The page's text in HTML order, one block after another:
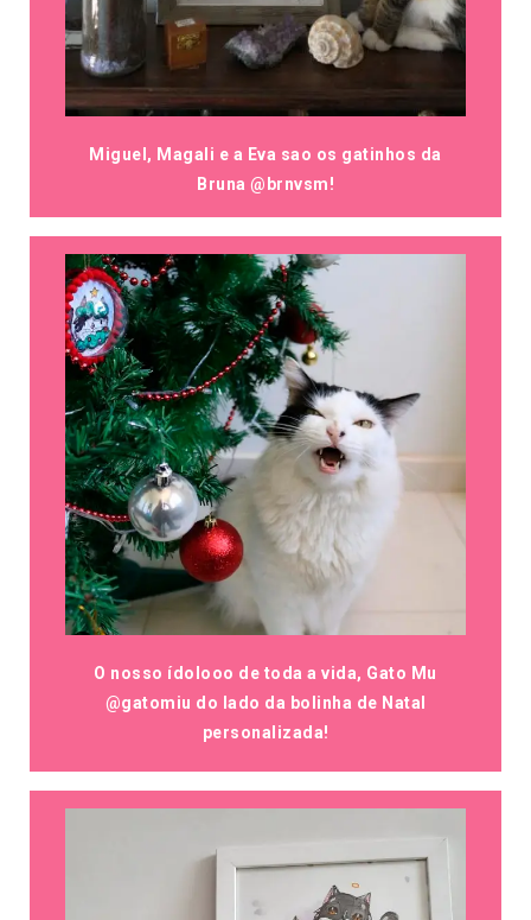
Miguel, Magali e a Eva sao os gatinhos da
Bruna @brnvsm!
O nosso ídolooo de toda a vida, Gato Mu
@gatomiu do lado da bolinha de Natal
personalizada!